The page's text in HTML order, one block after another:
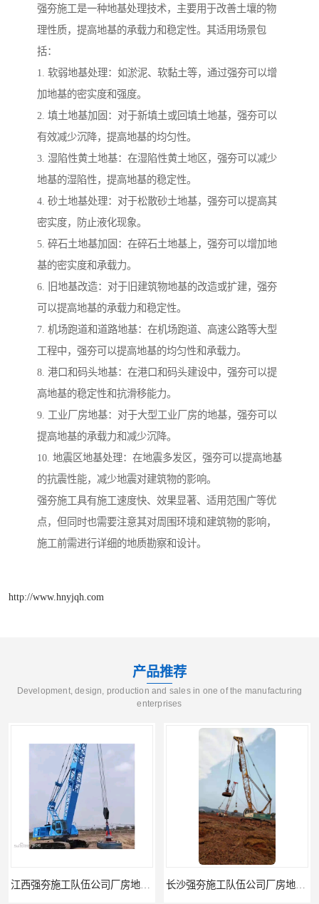
强夯施工是一种地基处理技术，主要用于改善土壤的物
理性质，提高地基的承载力和稳定性。其适用场景包
括：
1. 软弱地基处理：如淤泥、软黏土等，通过强夯可以增
加地基的密实度和强度。
2. 填土地基加固：对于新填土或回填土地基，强夯可以
有效减少沉降，提高地基的均匀性。
3. 湿陷性黄土地基：在湿陷性黄土地区，强夯可以减少
地基的湿陷性，提高地基的稳定性。
4. 砂土地基处理：对于松散砂土地基，强夯可以提高其
密实度，防止液化现象。
5. 碎石土地基加固：在碎石土地基上，强夯可以增加地
基的密实度和承载力。
6. 旧地基改造：对于旧建筑物地基的改造或扩建，强夯
可以提高地基的承载力和稳定性。
7. 机场跑道和道路地基：在机场跑道、高速公路等大型
工程中，强夯可以提高地基的均匀性和承载力。
8. 港口和码头地基：在港口和码头建设中，强夯可以提
高地基的稳定性和抗滑移能力。
9. 工业厂房地基：对于大型工业厂房的地基，强夯可以
提高地基的承载力和减少沉降。
10. 地震区地基处理：在地震多发区，强夯可以提高地基
的抗震性能，减少地震对建筑物的影响。
强夯施工具有施工速度快、效果显著、适用范围广等优
点，但同时也需要注意其对周围环境和建筑物的影响，
施工前需进行详细的地质勘察和设计。
http://www.hnyjqh.com
产品推荐
Development, design, production and sales in one of the manufacturing
enterprises
江西赣州强夯施工队伍公司